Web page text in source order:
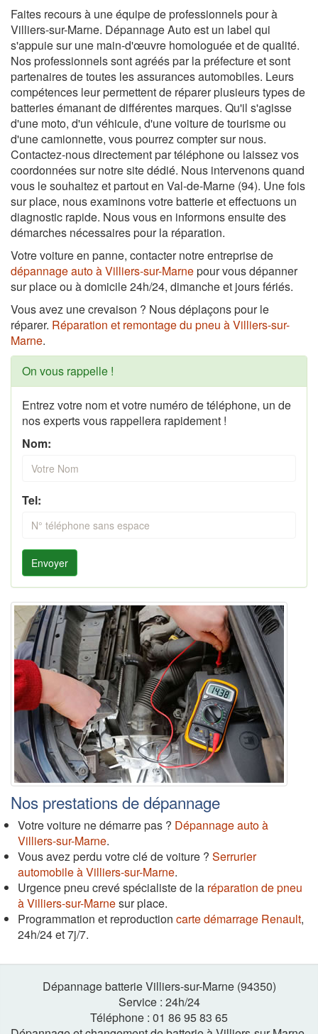
Faites recours à une équipe de professionnels pour à
Villiers-sur-Marne. Dépannage Auto est un label qui
s'appuie sur une main-d'œuvre homologuée et de qualité.
Nos professionnels sont agréés par la préfecture et sont
partenaires de toutes les assurances automobiles. Leurs
compétences leur permettent de réparer plusieurs types de
batteries émanant de différentes marques. Qu'il s'agisse
d'une moto, d'un véhicule, d'une voiture de tourisme ou
d'une camionnette, vous pourrez compter sur nous.
Contactez-nous directement par téléphone ou laissez vos
coordonnées sur notre site dédié. Nous intervenons quand
vous le souhaitez et partout en Val-de-Marne (94). Une fois
sur place, nous examinons votre batterie et effectuons un
diagnostic rapide. Nous vous en informons ensuite des
démarches nécessaires pour la réparation.
Votre voiture en panne, contacter notre entreprise de
dépannage auto à Villiers-sur-Marnepour vous dépanner
sur place ou à domicile 24h/24, dimanche et jours fériés.
Vous avez une crevaison ? Nous déplaçons pour le
réparer. Réparation et remontage du pneu à Villiers-sur-
Marne.
On vous rappelle !
Entrez votre nom et votre numéro de téléphone, un de
nos experts vous rappellera rapidement !
Nom:
Tel:
Envoyer
Nos prestations de dépannage
Votre voiture ne démarre pas ? Dépannage auto à
Villiers-sur-Marne.
Vous avez perdu votre clé de voiture ? Serrurier
automobile à Villiers-sur-Marne.
Urgence pneu crevé spécialiste de la réparation de pneu
à Villiers-sur-Marnesur place.
Programmation et reproduction carte démarrage Renault,
24h/24 et 7j/7.
Dépannage batterie Villiers-sur-Marne (94350)
Service : 24h/24
Téléphone : 01 86 95 83 65